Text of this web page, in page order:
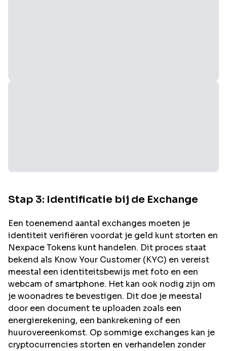
Stap 3: Identificatie bij de Exchange
Een toenemend aantal exchanges moeten je
identiteit verifiëren voordat je geld kunt storten en
NexpaceTokens kunt handelen. Dit proces staat
bekend als Know Your Customer (KYC) en vereist
meestal een identiteitsbewijs met foto en een
webcam of smartphone. Het kan ook nodig zijn om
je woonadres te bevestigen. Dit doe je meestal
door een document te uploaden zoals een
energierekening, een bankrekening of een
huurovereenkomst. Op sommige exchanges kan je
cryptocurrencies storten en verhandelen zonder